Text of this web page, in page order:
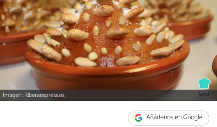
Imagen: Riberaexpress.es
Añádenos en Google